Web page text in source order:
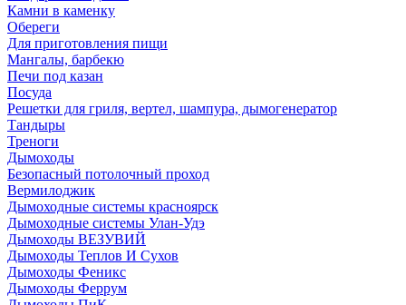
Камни в каменку
Обереги
Для приготовления пищи
Мангалы, барбекю
Печи под казан
Посуда
Решетки для гриля, вертел, шампура, дымогенератор
Тандыры
Треноги
Дымоходы
Безопасный потолочный проход
Вермилоджик
Дымоходные системы красноярск
Дымоходные системы Улан-Удэ
Дымоходы ВЕЗУВИЙ
Дымоходы Теплов И Сухов
Дымоходы Феникс
Дымоходы Феррум